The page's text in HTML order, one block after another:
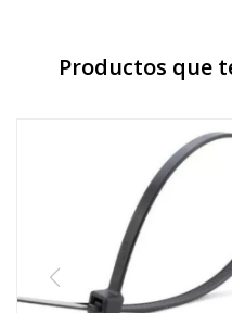
Productos que
Pinturas y Accesorios
Piscinas e Inflables
Soldadoras y Accesorios